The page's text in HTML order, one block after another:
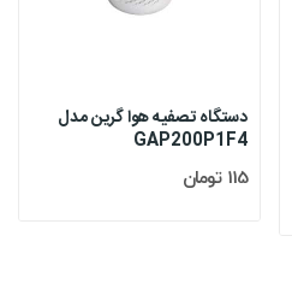
دستگاه تصفیه هوا گرین مدل
GAP200P1F4
115 تومان